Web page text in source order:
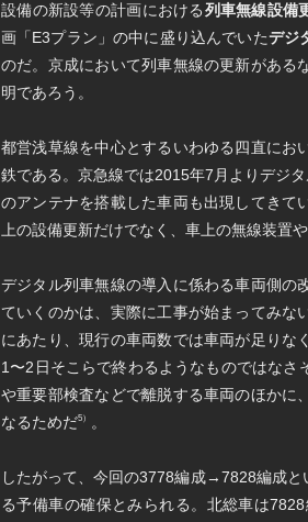
設備の新設等の計画における列車無線設備
画「E3プラン」の中に盛り込んでいたデジ
のだ。京成において列車無線の更新がある
明であろう。
都営浅草線を中心とするいわゆる四直にお
鉄である。京急線では2015年7月よりデジ
のアンテナを搭載した車両も出現してきて
上の設備更新だけでなく、車上の無線装置
デジタル列車無線の導入に係わる車両側の
ていくのかは、実際に工事が始まってみな
にあたり、現行の車両数では車両が足りな
1〜2日そこらで終わるようなものではな
や重要部検査などで離脱する車両のほかに
なるためだ5） 。
したがって、今回の3778編成→7828編成
る予備車の確保とみられる。北総車は